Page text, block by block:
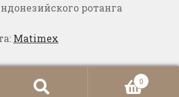
ротанга
Matimex
0